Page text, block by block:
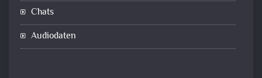
Chats
Audiodaten